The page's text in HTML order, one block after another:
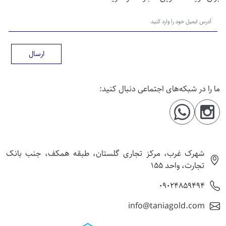
ارسال
ما را در شبکه‌های اجتماعی دنبال کنید:
شهرک غرب، مرکز تجاری گلستان، طبقه همکف، جنب بانک
تجارت، واحد 155
09024859494
info@taniagold.com